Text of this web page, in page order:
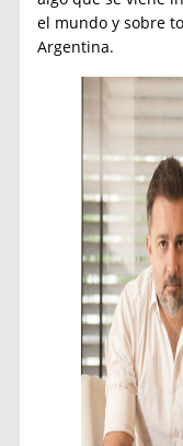
el mundo y sobre
Argentina.